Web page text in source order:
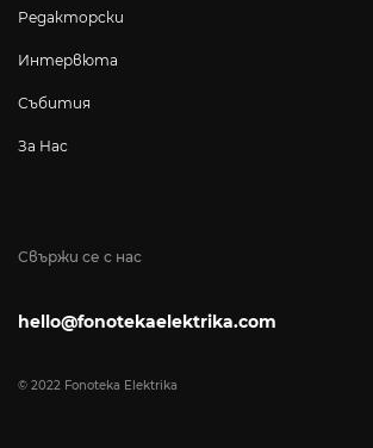
Свържи се с нас
hello@fonotekaelektrika.com
© 2022 Fonoteka Elektrika
Редакторски
Интервюта
Събития
За Нас